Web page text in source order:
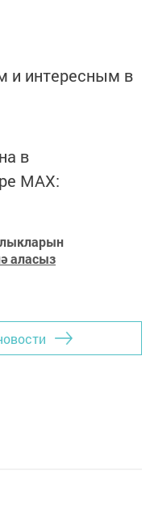
и интересным в
в
MАХ:
аласыз